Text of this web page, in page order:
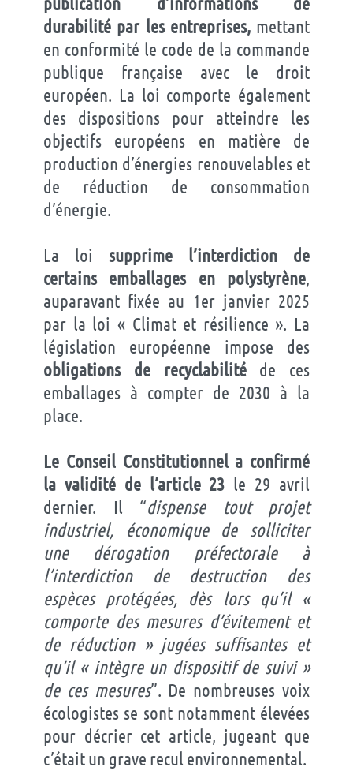
durabilité par les entreprises,mettant
en conformité le code de la commande
publique française avec le droit
européen. La loi comporte également
des dispositions pour atteindre les
objectifs européens en matière de
production d’énergies renouvelables et
de réduction de consommation
d’énergie.
La loi supprime l’interdiction de
certains emballages en polystyrène,
auparavant fixée au 1er janvier 2025
par la loi « Climat et résilience ». La
législation européenne impose des
obligations de recyclabilitéde ces
emballages à compter de 2030 à la
place.
Le Conseil Constitutionnel a confirmé
la validité de l’article 23 le 29 avril
dernier. Il “dispense tout projet
industriel, économique de solliciter
une dérogation préfectorale à
l’interdiction de destruction des
espèces protégées, dès lors qu’il «
comporte des mesures d’évitement et
de réduction » jugées suffisantes et
qu’il « intègre un dispositif de suivi »
de ces mesures”. De nombreuses voix
écologistes se sont notamment élevées
pour décrier cet article, jugeant que
c’était un grave recul environnemental.